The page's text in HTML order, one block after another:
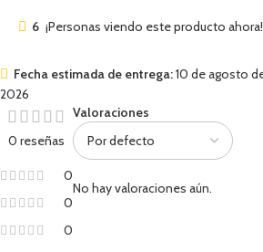
6 ¡Personas viendo este producto ahora!
Fecha estimada de entrega:10 de agosto
2026
0 reseñas
0
0
0
Valoraciones
No hay valoraciones aún.